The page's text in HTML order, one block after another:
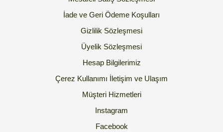
İade ve Geri Ödeme Koşulları
Gizlilik Sözleşmesi
Üyelik Sözleşmesi
Hesap Bilgilerimiz
Çerez Kullanımı İletişim ve Ulaşım
Müşteri Hizmetleri
Instagram
Facebook